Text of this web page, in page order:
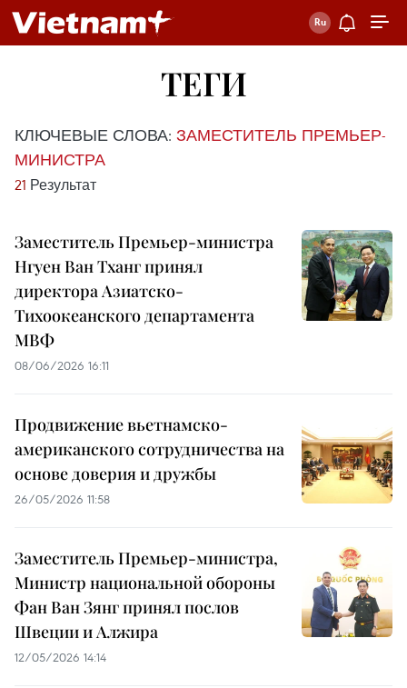
ТЕГИ
КЛЮЧЕВЫЕ СЛОВА: ЗАМЕСТИТЕЛЬ ПРЕМЬЕР-
МИНИСТРА
21 Результат
Заместитель Премьер-министра
Нгуен Ван Тханг принял
директора Азиатско-
Тихоокеанского департамента
МВФ
08/06/2026 16:11
Продвижение вьетнамско-
американского сотрудничества на
основе доверия и дружбы
26/05/2026 11:58
Заместитель Премьер-министра,
Министр национальной обороны
Фан Ван Зянг принял послов
Швеции и Алжира
12/05/2026 14:14